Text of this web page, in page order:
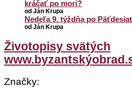
kráčať po mori?
od Ján Krupa
Nedeľa 9. týždňa po
od Ján Krupa
Životopisy svätých
Značky: